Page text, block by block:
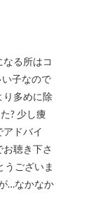
る所はコ
子なので
り多めに除
? 少し痩
ドバイ
聴き下さ
うございま
…なかなか